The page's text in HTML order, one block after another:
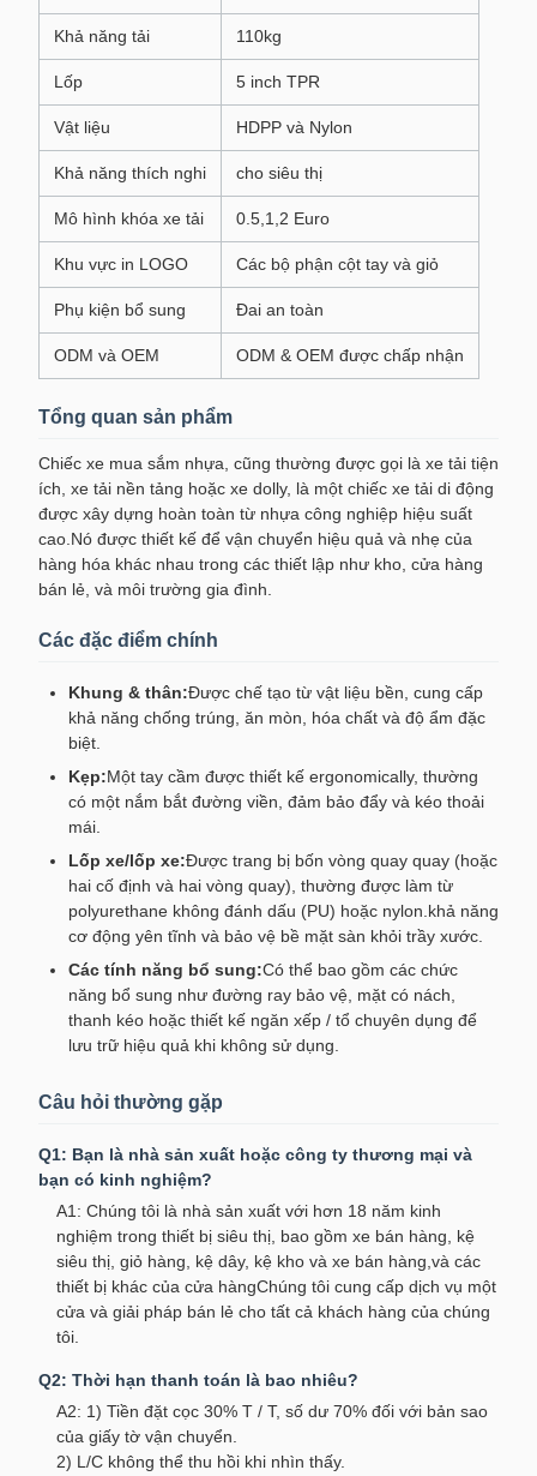
Khả năng tải 110kg
Lốp 5 inch TPR
Vật liệu HDPP và Nylon
Khả năng thích nghi cho siêu thị
Mô hình khóa xe tải 0.5,1,2 Euro
Khu vực in LOGO Các bộ phận cột tay và giỏ
Phụ kiện bổ sung Đai an toàn
ODM và OEM ODM & OEM được chấp nhận
Tổng quan sản phẩm
Chiếc xe mua sắm nhựa, cũng thường được gọi là xe tải tiện
ích, xe tải nền tảng hoặc xe dolly, là một chiếc xe tải di động
được xây dựng hoàn toàn từ nhựa công nghiệp hiệu suất
cao.Nó được thiết kế để vận chuyển hiệu quả và nhẹ của
hàng hóa khác nhau trong các thiết lập như kho, cửa hàng
bán lẻ, và môi trường gia đình.
Các đặc điểm chính
Khung & thân:Được chế tạo từ vật liệu bền, cung cấp
khả năng chống trúng, ăn mòn, hóa chất và độ ẩm đặc
biệt.
Kẹp:Một tay cầm được thiết kế ergonomically, thường
có một nắm bắt đường viền, đảm bảo đẩy và kéo thoải
mái.
Lốp xe/lốp xe:Được trang bị bốn vòng quay quay (hoặc
hai cố định và hai vòng quay), thường được làm từ
polyurethane không đánh dấu (PU) hoặc nylon.khả năng
cơ động yên tĩnh và bảo vệ bề mặt sàn khỏi trầy xước.
Các tính năng bổ sung:Có thể bao gồm các chức
năng bổ sung như đường ray bảo vệ, mặt có nách,
thanh kéo hoặc thiết kế ngăn xếp / tổ chuyên dụng để
lưu trữ hiệu quả khi không sử dụng.
Câu hỏi thường gặp
Q1: Bạn là nhà sản xuất hoặc công ty thương mại và
bạn có kinh nghiệm?
A1: Chúng tôi là nhà sản xuất với hơn 18 năm kinh
nghiệm trong thiết bị siêu thị, bao gồm xe bán hàng, kệ
siêu thị, giỏ hàng, kệ dây, kệ kho và xe bán hàng,và các
thiết bị khác của cửa hàngChúng tôi cung cấp dịch vụ một
cửa và giải pháp bán lẻ cho tất cả khách hàng của chúng
tôi.
Q2: Thời hạn thanh toán là bao nhiêu?
A2: 1) Tiền đặt cọc 30% T / T, số dư 70% đối với bản sao
của giấy tờ vận chuyển.
2) L/C không thể thu hồi khi nhìn thấy.